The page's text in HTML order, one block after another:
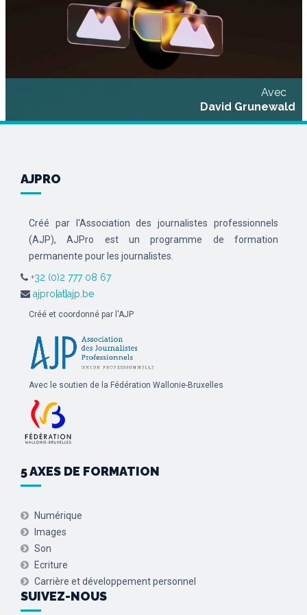
Avec
David Grunewald
AJPRO
Créé par l'Association des journalistes professionnels
(AJP), AJPro est un programme de formation
permanente pour les journalistes.
+32 (0)2 777 08 67
ajpro[at]ajp.be
Créé et coordonné par l'AJP
Avec le soutien de la Fédération Wallonie-Bruxelles
5 AXES DE FORMATION
Numérique
Images
Son
Ecriture
Carrière et développement personnel
SUIVEZ-NOUS